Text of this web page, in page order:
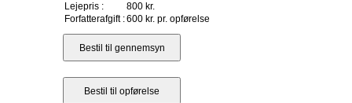
Lejepris :
800 kr.
Forfatterafgift :600 kr. pr. opførelse